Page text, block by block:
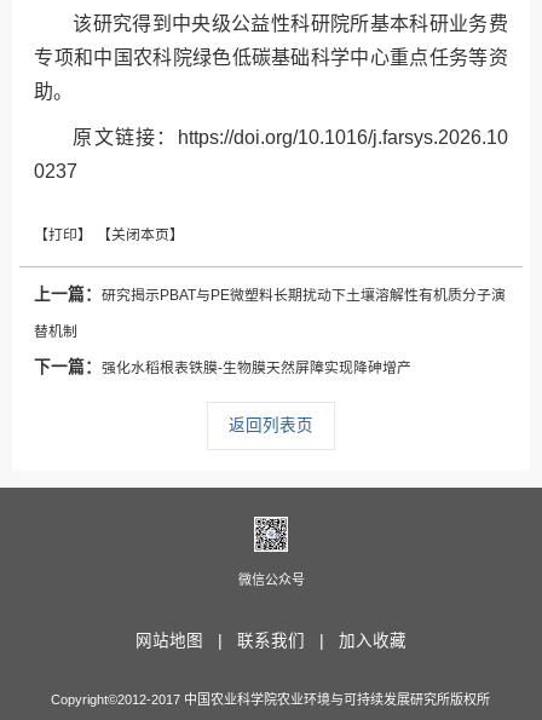
该研究得到中央级公益性科研院所基本科研业务费
专项和中国农科院绿色低碳基础科学中心重点任务等资
助。
原文链接：https://doi.org/10.1016/j.farsys.2026.10
0237
上一篇：研究揭示PBAT与PE微塑料长期扰动下土壤溶解性有机质分子演
替机制
下一篇：强化水稻根表铁膜-生物膜天然屏障实现降砷增产
返回列表页
微信公众号
网站地图 | 联系我们 | 加入收藏
Copyright©2012-2017 中国农业科学院农业环境与可持续发展研究所版权所